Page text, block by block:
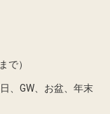
で）
、GW、お盆、年末